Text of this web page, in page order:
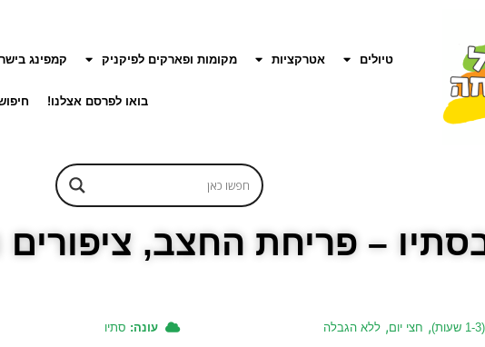
טיולים אטרקציות מקומות ופארקים לפיקניק קמפינג
בואו לפרסם אצלנו!
– פריחת החצב,
, חצי יום, ללא הגבלה עונה: סתיו